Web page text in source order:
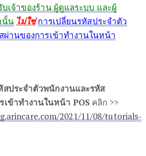
บเจ้าของร้าน ผู้ดูแลระบบ และผู้
นั้น ไม่ใช่ การเปลี่ยนรหัสประจำตัว
านของการเข้าทำงานในหน้า
สประจำตัวพนักงานและรหัส
เข้าทำงานในหน้า POS คลิก >>
2021/11/08/tutorials-